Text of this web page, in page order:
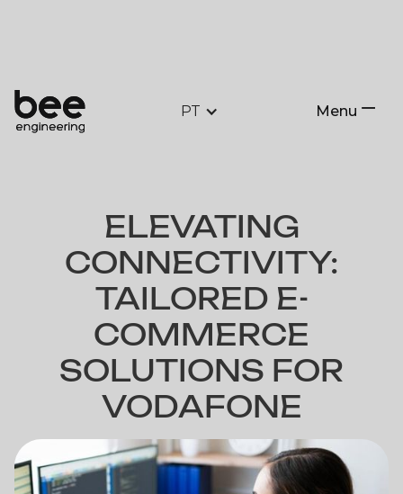
PT
Menu
ELEVATING
CONNECTIVITY:
TAILORED E-
COMMERCE
SOLUTIONS FOR
VODAFONE